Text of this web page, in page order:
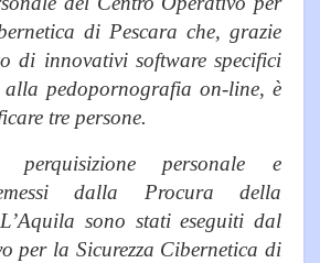
di Pescara che, grazie
di innovativi software specifici
pedopornografia on-line, è
tre persone.
personale e
dalla Procura della
sono stati eseguiti dal
per la Sicurezza Cibernetica di